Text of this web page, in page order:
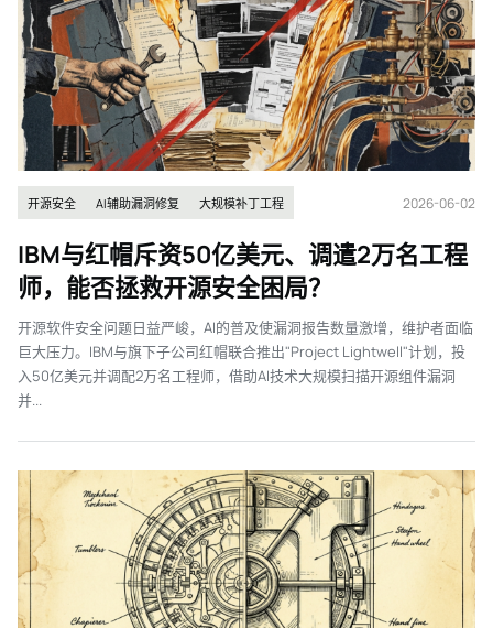
开源安全 AI辅助漏洞修复 大规模补丁工程 2026-06-02
IBM与红帽斥资50亿美元、调遣2万名工程
师，能否拯救开源安全困局？
开源软件安全问题日益严峻，AI的普及使漏洞报告数量激增，维护者面临
巨大压力。IBM与旗下子公司红帽联合推出"Project Lightwell"计划，投
入50亿美元并调配2万名工程师，借助AI技术大规模扫描开源组件漏洞
并...